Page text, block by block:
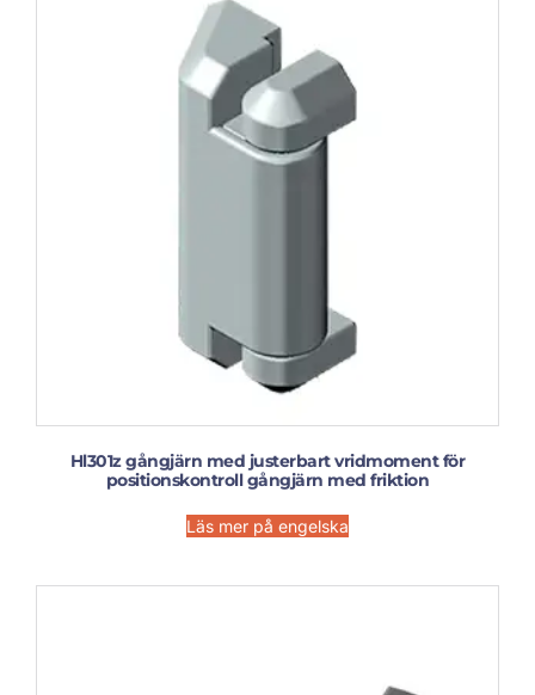
Hl301z gångjärn med justerbart vridmoment för
positionskontroll gångjärn med friktion
Läs mer på engelska